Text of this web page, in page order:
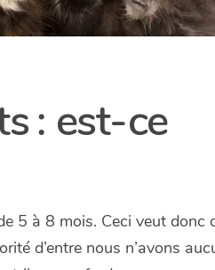
: est-ce
5 à 8 mois. Ceci veut donc
d’entre nous n’avons